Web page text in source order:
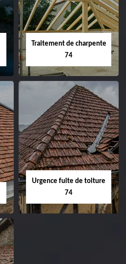
Traitement de charpente
74
Urgence fuite de toiture
74